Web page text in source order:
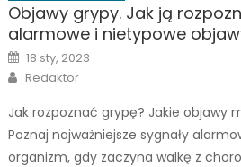
Objawy grypy. Jak ją
alarmowe i nietypowe
Posted
on
18 sty, 2023
Author
Redaktor
Jak rozpoznać grypę? Jakie objawy
Poznaj najważniejsze sygnały
organizm, gdy zaczyna walkę z